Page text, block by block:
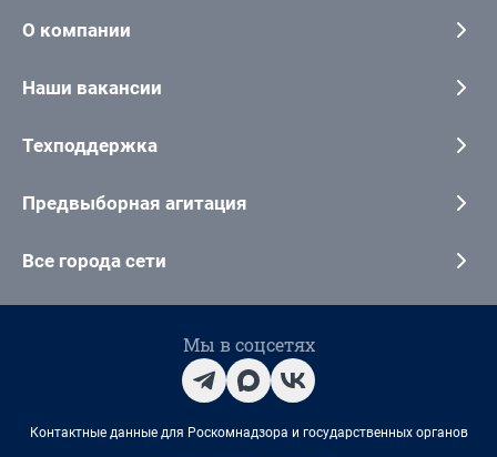
О компании
Наши вакансии
Техподдержка
Предвыборная агитация
Все города сети
Мы в соцсетях
Контактные данные для Роскомнадзора и государственных органов